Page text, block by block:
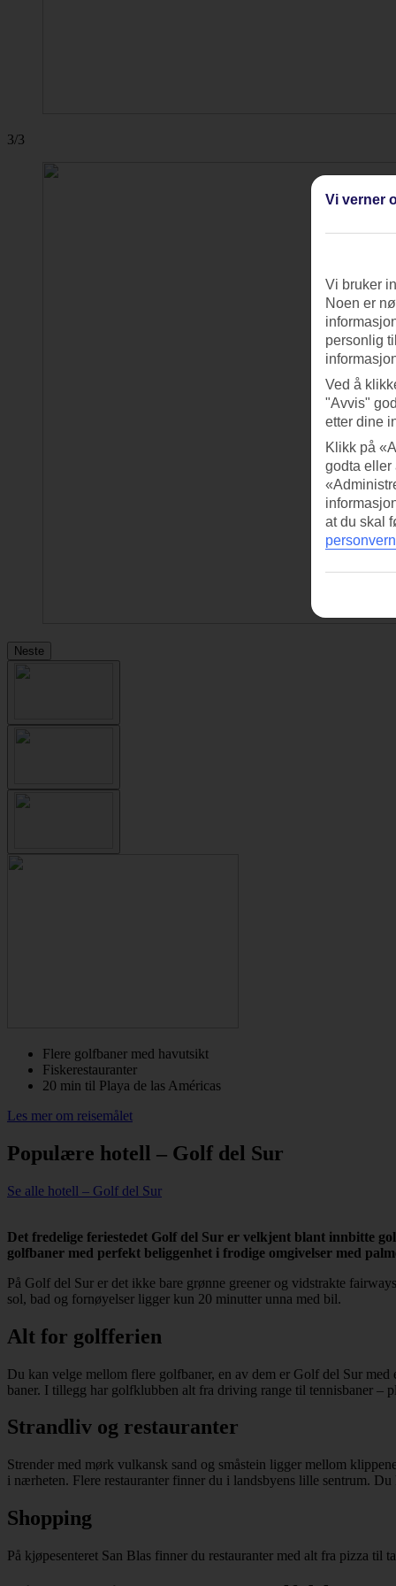
3/3
Neste
Flere golfbaner med havutsikt
Fiskerestauranter
20 min til Playa de las Américas
Les mer om reisemålet
Populære hotell – Golf del Sur
Se alle hotell – Golf del Sur
Det fredelige feriestedet Golf del Sur er velkjent blant innbitte
golfbaner med perfekt beliggenhet i frodige omgivelser med
På Golf del Sur er det ikke bare grønne greener og vidstrakte
sol, bad og fornøyelser ligger kun 20 minutter unna med bil.
Alt for golfferien
Du kan velge mellom flere golfbaner, en av dem er Golf del Sur
baner. I tillegg har golfklubben alt fra driving range til tennisbaner –
Strandliv og restauranter
Strender med mørk vulkansk sand og småstein ligger mellom
i nærheten. Flere restauranter finner du i landsbyens lille sentrum.
Shopping
På kjøpesenteret San Blas finner du restauranter med alt fra pizza til
Vi verner
Vi bruker
Noen er
personlig
Ved å
"Avvis"
etter dine
Klikk på
godta eller
at du skal